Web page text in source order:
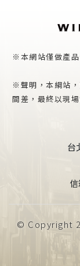
※本網站僅做產
※聲明，本綱站
間差，最終以現
台
© Copyright